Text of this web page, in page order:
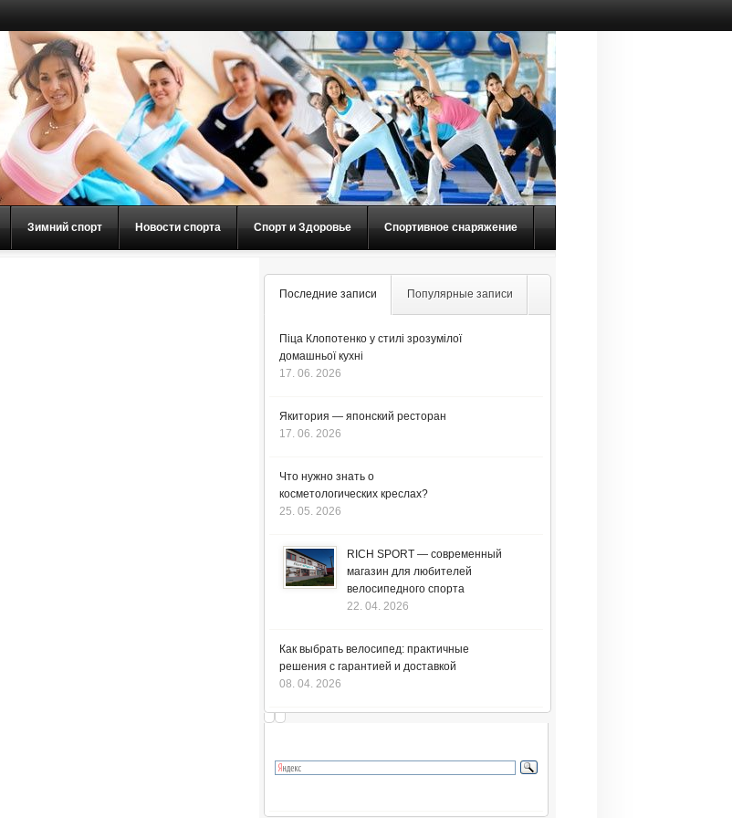
Зимний спорт Новости спорта Спорт и Здоровье Спортивное снаряжение
Последние записи Популярные записи
Піца Клопотенко у стилі зрозумілої
домашньої кухні
17. 06. 2026
Якитория — японский ресторан
17. 06. 2026
Что нужно знать о
косметологических креслах?
25. 05. 2026
RICH SPORT — современный
магазин для любителей
велосипедного спорта
22. 04. 2026
Как выбрать велосипед: практичные
решения с гарантией и доставкой
08. 04. 2026